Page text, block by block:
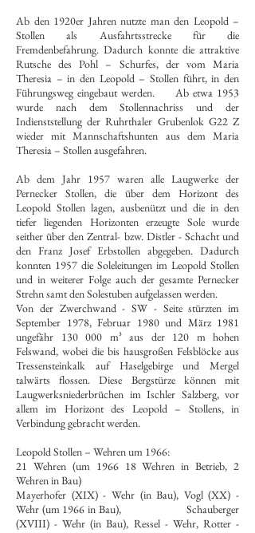
Ab den 1920er Jahren nutzte man den Leopold –
Stollen als Ausfahrtsstrecke für die
Fremdenbefahrung. Dadurch konnte die attraktive
Rutsche des Pohl – Schurfes, der vom Maria
Theresia – in den Leopold – Stollen führt, in den
Führungsweg eingebaut werden. Ab etwa 1953
wurde nach dem Stollennachriss und der
Indienststellung der Ruhrthaler Grubenlok G22 Z
wieder mit Mannschaftshunten aus dem Maria
Theresia – Stollen ausgefahren.
Ab dem Jahr 1957 waren alle Laugwerke der
Pernecker Stollen, die über dem Horizont des
Leopold Stollen lagen, ausbenützt und die in den
tiefer liegenden Horizonten erzeugte Sole wurde
seither über den Zentral- bzw. Distler - Schacht und
den Franz Josef Erbstollen abgegeben. Dadurch
konnten 1957 die Soleleitungen im Leopold Stollen
und in weiterer Folge auch der gesamte Pernecker
Strehn samt den Solestuben aufgelassen werden.
Von der Zwerchwand - SW - Seite stürzten im
September 1978, Februar 1980 und März 1981
ungefähr 130 000 m³ aus der 120 m hohen
Felswand, wobei die bis hausgroßen Felsblöcke aus
Tressensteinkalk auf Haselgebirge und Mergel
talwärts flossen. Diese Bergstürze können mit
Laugwerksniederbrüchen im Ischler Salzberg, vor
allem im Horizont des Leopold – Stollens, in
Verbindung gebracht werden.
Leopold Stollen – Wehren um 1966:
21 Wehren (um 1966 18 Wehren in Betrieb, 2
Wehren in Bau)
Mayerhofer (XIX) - Wehr (in Bau), Vogl (XX) -
Wehr (um 1966 in Bau), Schauberger
(XVIII) - Wehr (in Bau), Ressel - Wehr, Rotter -